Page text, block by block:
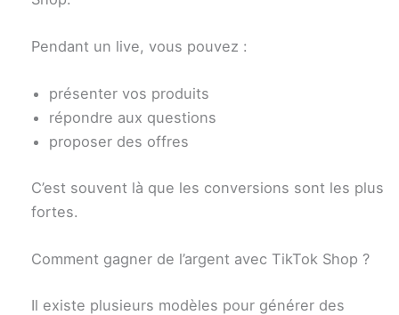
Pendant un live, vous pouvez :
présenter vos produits
répondre aux questions
proposer des offres
C’est souvent là que les conversions sont les plus
fortes.
Comment gagner de l’argent avec TikTok Shop ?
Il existe plusieurs modèles pour générer des